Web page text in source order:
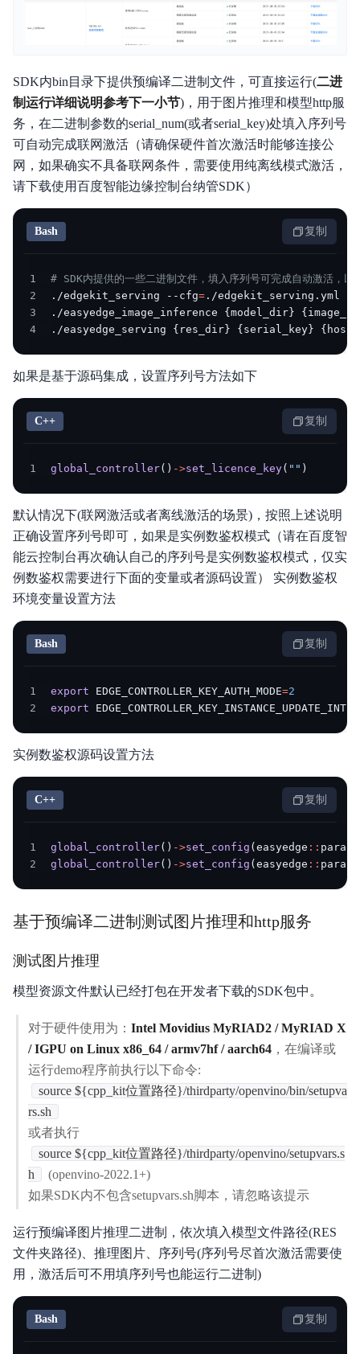
SDK内bin目录下提供预编译二进制文件，可直接运行(二进
制运行详细说明参考下一小节)，用于图片推理和模型http服
务，在二进制参数的serial_num(或者serial_key)处填入序列号
可自动完成联网激活（请确保硬件首次激活时能够连接公
网，如果确实不具备联网条件，需要使用纯离线模式激活，
请下载使用百度智能边缘控制台纳管SDK）
Bash 复制
1
# SDK内提供的一些二进制文件，填入序列号可完成自动激活，以
2
./edgekit_serving --cfg=
3
./easyedge_image_inference { model_dir } {
4
./easyedge_serving { res_dir } { serial_key } { host
如果是基于源码集成，设置序列号方法如下
C++ 复制
1 global_controller( ) ->set_licence_key( "" )
默认情况下(联网激活或者离线激活的场景)，按照上述说明
正确设置序列号即可，如果是实例数鉴权模式（请在百度智
能云控制台再次确认自己的序列号是实例数鉴权模式，仅实
例数鉴权需要进行下面的变量或者源码设置） 实例数鉴权
环境变量设置方法
Bash 复制
1 export EDGE_CONTROLLER_KEY_AUTH_MODE=2
2
export
实例数鉴权源码设置方法
C++ 复制
1 global_controller( ) ->set_config ( easyedge :: params
2
global_controller( ) ->set_config ( easyedge :: params
基于预编译二进制测试图片推理和http服务
测试图片推理
模型资源文件默认已经打包在开发者下载的SDK包中。
对于硬件使用为： Intel Movidius MyRIAD2 / MyRIAD X
/ IGPU on Linux x86_64 / armv7hf / aarch64 ，在编译或
运行demo程序前执行以下命令:
source ${cpp_kit位置路径}/thirdparty/openvino/bin/setupva
rs.sh
或者执行
source ${cpp_kit位置路径}/thirdparty/openvino/setupvars.s
h
(openvino-2022.1+)
如果SDK内不包含setupvars.sh脚本，请忽略该提示
运行预编译图片推理二进制，依次填入模型文件路径(RES
文件夹路径)、推理图片、序列号(序列号尽首次激活需要使
用，激活后可不用填序列号也能运行二进制)
Bash 复制